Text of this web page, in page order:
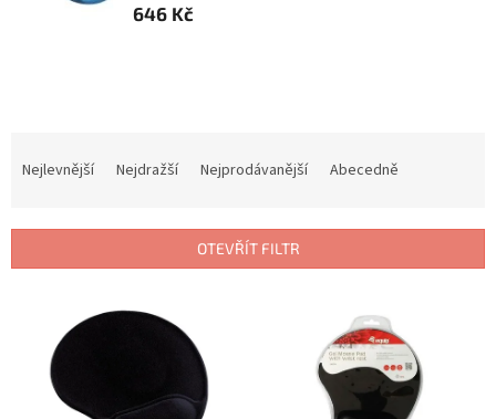
646 Kč
í
Nejlevnější Nejdražší Nejprodávanější Abecedně
OTEVŘÍT FILTR